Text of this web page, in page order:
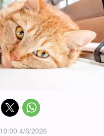
10:00 4/6/2026